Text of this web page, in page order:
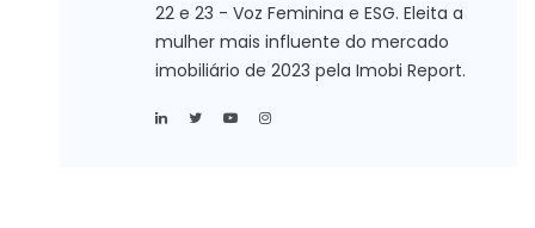
22 e 23 - Voz Feminina e ESG. Eleita a
mulher mais influente do mercado
imobiliário de 2023 pela Imobi Report.